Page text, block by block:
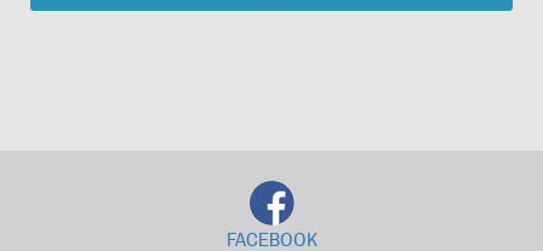
FACEBOOK